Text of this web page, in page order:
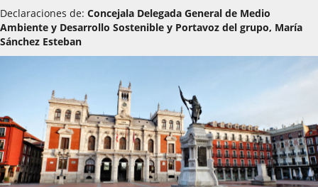
Declaraciones de: Concejala Delegada General de Medio
Ambiente y Desarrollo Sostenible y Portavoz del grupo, María
Sánchez Esteban